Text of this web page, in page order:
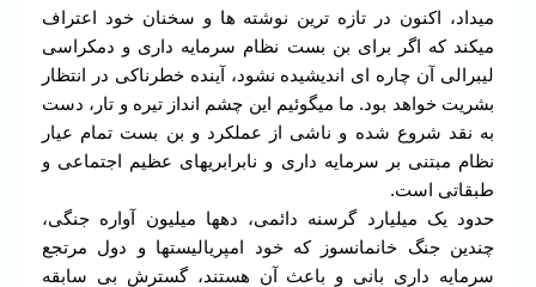
میداد، اکنون در تازه ترین نوشته ها و سخنان خود اعتراف
میکند که اگر برای بن بست نظام سرمایه داری و دمکراسی
لیبرالی آن چاره ای اندیشیده نشود، آینده خطرناکی در انتظار
بشریت خواهد بود. ما میگوئیم این چشم انداز تیره و تار، دست
به نقد شروع شده و ناشی از عملکرد و بن بست تمام عیار
نظام مبتنی بر سرمایه داری و نابرابریهای عظیم اجتماعی و
طبقاتی است.
حدود یک میلیارد گرسنه دائمی، دهها میلیون آواره جنگی،
چندین جنگ خانمانسوز که خود امپریالیستها و دول مرتجع
سرمایه داری بانی و باعث آن هستند، گسترش بی سابقه